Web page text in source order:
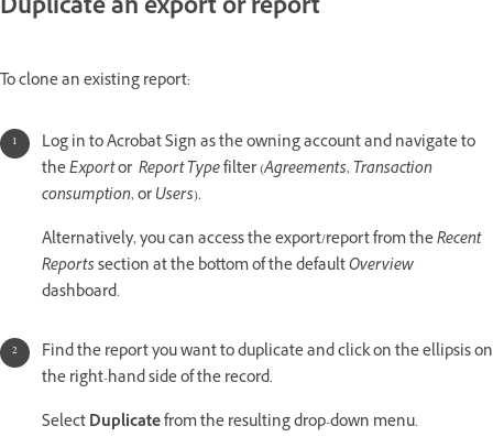
Duplicate an export or report
To clone an existing report:
Log in to Acrobat Sign as the owning account and navigate to
theExportor Report Typefilter (Agreements,Transaction
consumption, orUsers).
Alternatively, you can access the export/report from theRecent
Reportssection at the bottom of the defaultOverview
dashboard.
Find the report you want to duplicate and click on the ellipsis on
the right-hand side of the record.
SelectDuplicatefrom the resulting drop-down menu.